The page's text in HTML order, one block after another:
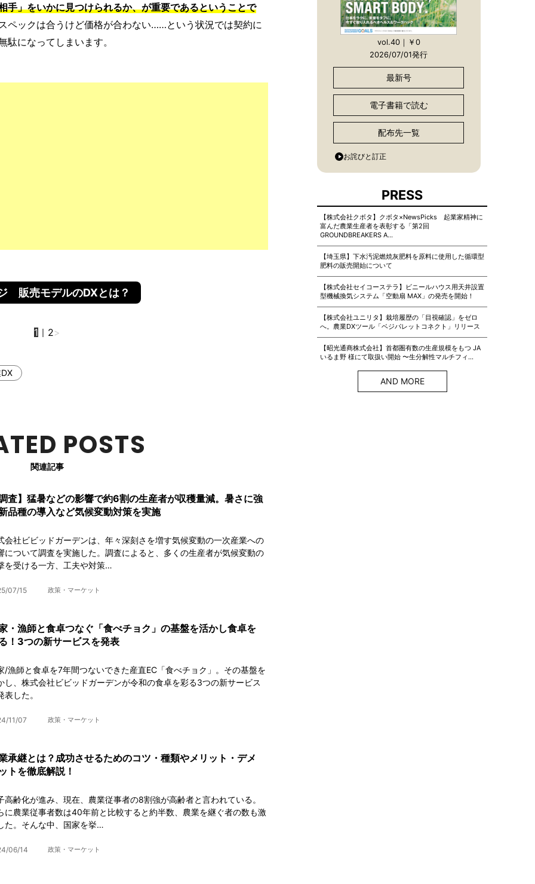
手」をいかに見つけられるか、が重要であるということで
ペックは合うけど価格が合わない……という状況では契約に
になってしまいます。
販売モデルのDXとは？
1 ｜ 2>
POSTS
関連記事
査】猛暑などの影響で約6割の生産者が収穫量減。暑さに強
品種の導入など気候変動対策を実施
会社ビビッドガーデンは、年々深刻さを増す気候変動の一次産業への
について調査を実施した。調査によると、多くの生産者が気候変動の
を受ける一方、工夫や対策…
07/15 政策・マーケット
・漁師と食卓つなぐ「食べチョク」の基盤を活かし食卓を
！3つの新サービスを発表
/漁師と食卓を7年間つないできた産直EC「食べチョク」。その基盤を
し、株式会社ビビッドガーデンが令和の食卓を彩る3つの新サービス
表した。
11/07 政策・マーケット
承継とは？成功させるためのコツ・種類やメリット・デメ
トを徹底解説！
高齢化が進み、現在、農業従事者の8割強が高齢者と言われている。
に農業従事者数は40年前と比較すると約半数、農業を継ぐ者の数も激
た。そんな中、国家を挙…
06/14 政策・マーケット
vol.40｜￥0
2026/07/01発行
最新号
電子書籍で読む
配布先一覧
お詫びと訂正
PRESS
【株式会社クボタ】クボタ×NewsPicks 起業家精神に
富んだ農業生産者を表彰する「第2回
GROUNDBREAKERS A…
【埼玉県】下水汚泥燃焼灰肥料を原料に使用した循環型
肥料の販売開始について
【株式会社セイコーステラ】ビニールハウス用天井設置
型機械換気システム「空動扇 MAX」の発売を開始！
【株式会社ユニリタ】栽培履歴の「目視確認」をゼロ
へ。農業DXツール「ベジパレットコネクト」リリース
【昭光通商株式会社】首都圏有数の生産規模をもつ JA
いるま野 様にて取扱い開始 〜生分解性マルチフィ…
AND MORE